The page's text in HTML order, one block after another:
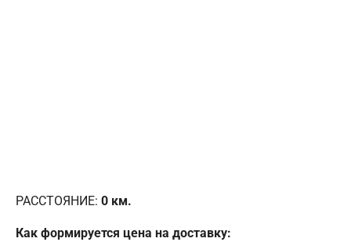
РАССТОЯНИЕ: 0 км.
Как формируется цена на доставку: